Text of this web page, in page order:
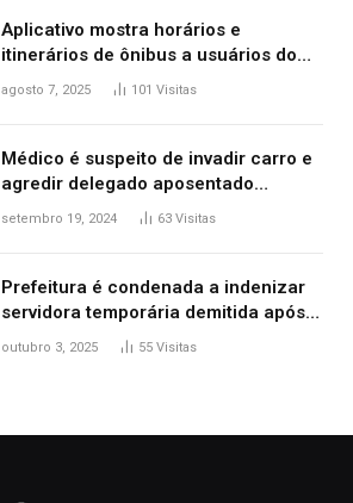
Aplicativo mostra horários e
itinerários de ônibus a usuários do
transporte público de Palmas; confira
agosto 7, 2025 101 Visitas
Médico é suspeito de invadir carro e
agredir delegado aposentado
durante confusão no trânsito
setembro 19, 2024 63 Visitas
Prefeitura é condenada a indenizar
servidora temporária demitida após
nascimento da filha
outubro 3, 2025 55 Visitas